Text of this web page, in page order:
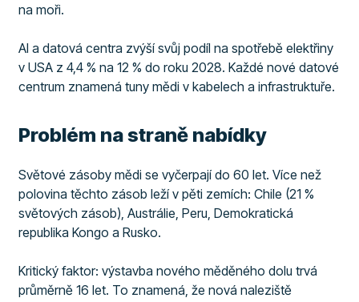
na moři.
AI a datová centra zvýší svůj podíl na spotřebě elektřiny
v USA z 4,4 % na 12 % do roku 2028. Každé nové datové
centrum znamená tuny mědi v kabelech a infrastruktuře.
Problém na straně nabídky
Světové zásoby mědi se vyčerpají do 60 let. Více než
polovina těchto zásob leží v pěti zemích: Chile (21 %
světových zásob), Austrálie, Peru, Demokratická
republika Kongo a Rusko.
Kritický faktor: výstavba nového měděného dolu trvá
průměrně 16 let. To znamená, že nová naleziště